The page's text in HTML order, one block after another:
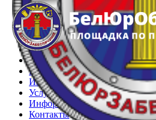
Главная
Арестованное имущество
Реестр несостоявшихся торгов
Реестр переоценок
Частное имущество
Государственное имущество
Интернет-магазин
Интернет-витрина
Услуги
Информация
Контакты